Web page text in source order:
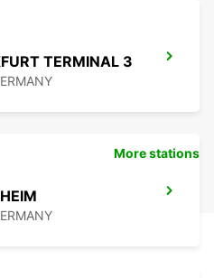
TERMINAL 3
More stations